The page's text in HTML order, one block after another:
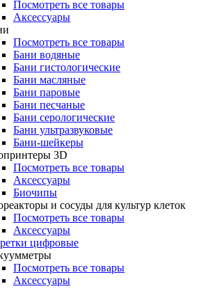
Посмотреть все товары
Аксессуары
Посмотреть все товары
Бани водяные
Бани гистологические
Бани масляные
Бани паровые
Бани песчаные
Бани серологические
Бани ультразвуковые
Бани-шейкеры
3D
Посмотреть все товары
Аксессуары
Биочипы
и сосуды для культур клеток
Посмотреть все товары
Аксессуары
цифровые
Посмотреть все товары
Аксессуары